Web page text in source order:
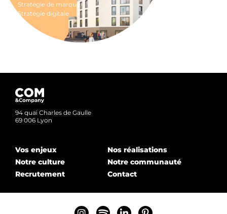
Stratégie de marque
Stratégie digitale
94 quai Charles de Gaulle
69 006 Lyon
Vos enjeux
Notre culture
Recrutement
Nos réalisations
Notre communauté
Contact